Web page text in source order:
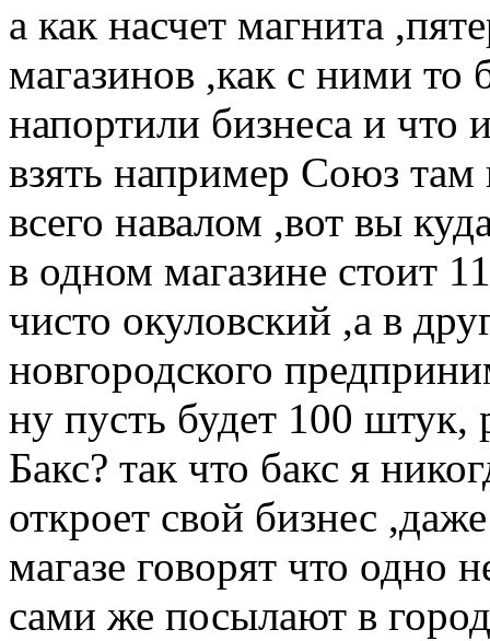
а как насчет магнита
магазинов ,как с ними
напортили бизнеса и что
взять например Союз
всего навалом ,вот вы
в одном магазине стоит
чисто окуловский ,а в
новгородского
ну пусть будет 100 штук,
Бакс? так что бакс я
откроет свой бизнес
магазе говорят что одно
сами же посылают в